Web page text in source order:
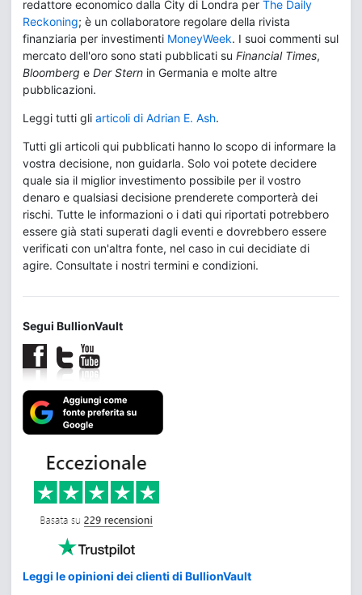
redattore economico dalla City di Londra per The Daily
Reckoning; è un collaboratore regolare della rivista
finanziaria per investimenti MoneyWeek. I suoi commenti sul
mercato dell'oro sono stati pubblicati su Financial Times,
Bloomberg e Der Stern in Germania e molte altre
pubblicazioni.
Leggi tutti gli articoli di Adrian E. Ash.
Tutti gli articoli qui pubblicati hanno lo scopo di informare la
vostra decisione, non guidarla. Solo voi potete decidere
quale sia il miglior investimento possibile per il vostro
denaro e qualsiasi decisione prenderete comporterà dei
rischi. Tutte le informazioni o i dati qui riportati potrebbero
essere già stati superati dagli eventi e dovrebbero essere
verificati con un'altra fonte, nel caso in cui decidiate di
agire. Consultate i nostri termini e condizioni.
Segui BullionVault
Leggi le opinioni dei clienti di BullionVault